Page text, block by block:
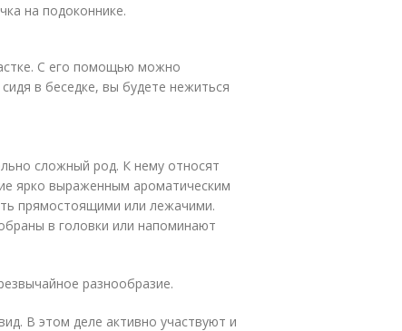
на подоконнике.
С его помощью можно
в беседке, вы будете нежиться
сложный род. К нему относят
ярко выраженным ароматическим
прямостоящими или лежачими.
в головки или напоминают
разнообразие.
В этом деле активно участвуют и